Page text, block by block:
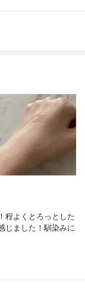
程よくとろっとした
じました！馴染みに